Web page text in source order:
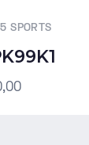
SPORTS